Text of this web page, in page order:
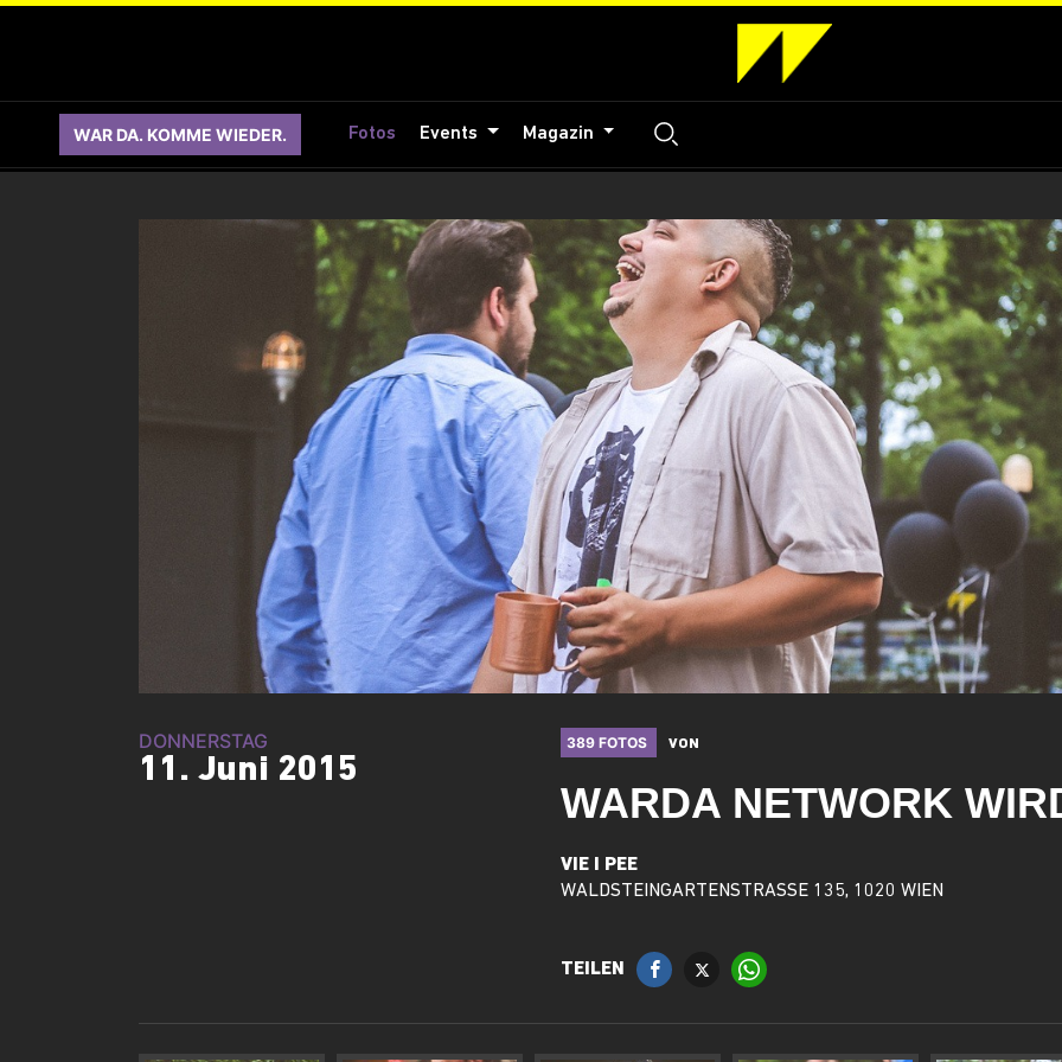
WAR DA. KOMME WIEDER. Fotos Events Magazin
DONNERSTAG
11. Juni 2015
389 FOTOS VON
WARDA NETWORK
VIE I PEE
WALDSTEINGARTENSTRASSE 135, 1020 WIEN
TEILEN